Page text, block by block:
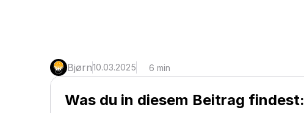
Bjørn10.03.2025 6 min
Was du in diesem Beitrag findest: